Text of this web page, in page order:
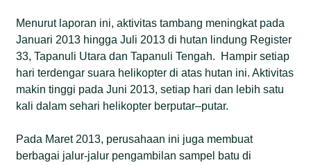
Menurut laporan ini, aktivitas tambang meningkat pada
Januari 2013 hingga Juli 2013 di hutan lindung Register
33, Tapanuli Utara dan Tapanuli Tengah. Hampir setiap
hari terdengar suara helikopter di atas hutan ini. Aktivitas
makin tinggi pada Juni 2013, setiap hari dan lebih satu
kali dalam sehari helikopter berputar–putar.
Pada Maret 2013, perusahaan ini juga membuat
berbagai jalur-jalur pengambilan sampel batu di